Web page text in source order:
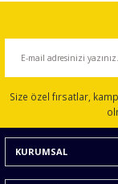
konularda
Ürün
Ürün
Ürün fiyatı diğer
Bu ürüne
Size özel fırsatlar,
KURUMSAL